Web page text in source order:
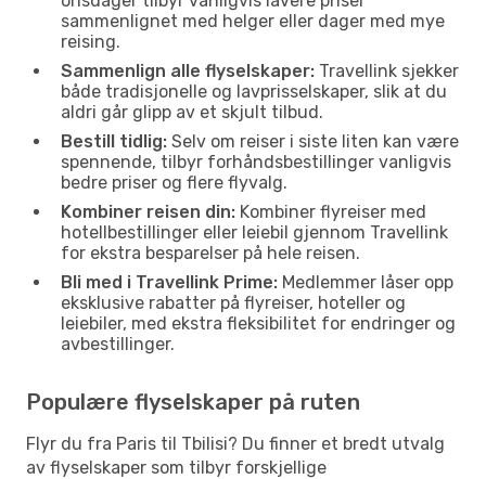
sammenlignet med helger eller dager med mye
reising.
Sammenlign alle flyselskaper: Travellink sjekker
både tradisjonelle og lavprisselskaper, slik at du
aldri går glipp av et skjult tilbud.
Bestill tidlig: Selv om reiser i siste liten kan være
spennende, tilbyr forhåndsbestillinger vanligvis
bedre priser og flere flyvalg.
Kombiner reisen din: Kombiner flyreiser med
hotellbestillinger eller leiebil gjennom Travellink
for ekstra besparelser på hele reisen.
Bli med i Travellink Prime: Medlemmer låser opp
eksklusive rabatter på flyreiser, hoteller og
leiebiler, med ekstra fleksibilitet for endringer og
avbestillinger.
Populære flyselskaper på ruten
Flyr du fra Paris til Tbilisi? Du finner et bredt utvalg
av flyselskaper som tilbyr forskjellige